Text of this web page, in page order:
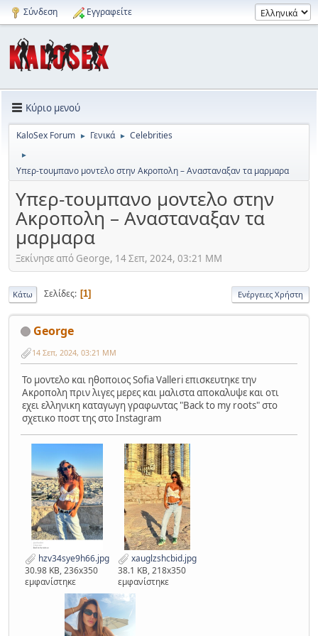
Σύνδεση Εγγραφείτε
Κύριο μενού
KaloSex Forum ► Γενικά ► Celebrities
►
Yπερ-τουμπανο μοντελο στην Ακροπολη – Ανασταναξαν τα μαρμαρα
Yπερ-τουμπανο μοντελο στην
Ακροπολη – Ανασταναξαν τα
μαρμαρα
Ξεκίνησε από George, 14 Σεπ, 2024, 03:21 ΜΜ
Κάτω Σελίδες 1 Ενέργειες Χρήστη
George
14 Σεπ, 2024, 03:21 ΜΜ
Το μοντελο και ηθοποιος Sofia Valleri επισκευτηκε την
Ακροπολη πριν λιγες μερες και μαλιστα αποκαλυψε και οτι
εχει ελληνικη καταγωγη γραφωντας "Back to my roots" στο
σχετικο ποστ της στο Instagram
hzv34sye9h66.jpg
30.98 KB, 236x350
εμφανίστηκε
xauglzshcbid.jpg
38.1 KB, 218x350
εμφανίστηκε